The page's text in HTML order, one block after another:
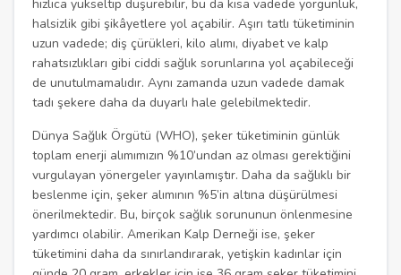
hızlıca yükseltip düşürebilir, bu da kısa vadede yorgunluk,
halsizlik gibi şikâyetlere yol açabilir. Aşırı tatlı tüketiminin
uzun vadede; diş çürükleri, kilo alımı, diyabet ve kalp
rahatsızlıkları gibi ciddi sağlık sorunlarına yol açabileceği
de unutulmamalıdır. Aynı zamanda uzun vadede damak
tadı şekere daha da duyarlı hale gelebilmektedir.
Dünya Sağlık Örgütü (WHO), şeker tüketiminin günlük
toplam enerji alımımızın %10’undan az olması gerektiğini
vurgulayan yönergeler yayınlamıştır. Daha da sağlıklı bir
beslenme için, şeker alımının %5’in altına düşürülmesi
önerilmektedir. Bu, birçok sağlık sorununun önlenmesine
yardımcı olabilir. Amerikan Kalp Derneği ise, şeker
tüketimini daha da sınırlandırarak, yetişkin kadınlar için